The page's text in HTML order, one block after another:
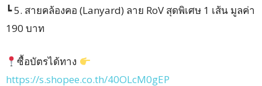
┗ 5. สายคล้องคอ (Lanyard) ลาย RoV สุดพิเศษ 1 เส้น มูลค่า
190 บาท
ซื้อบัตรได้ทาง
https://s.shopee.co.th/40OLcM0gEP